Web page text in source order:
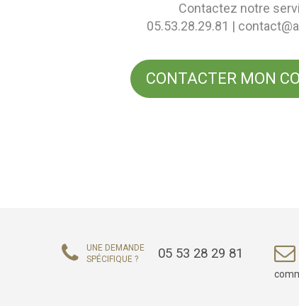
Contactez notre
05.53.28.29.81 |
CONTACTER MON
UNE DEMANDE
SPÉCIFIQUE ?
05 53 28 29 81